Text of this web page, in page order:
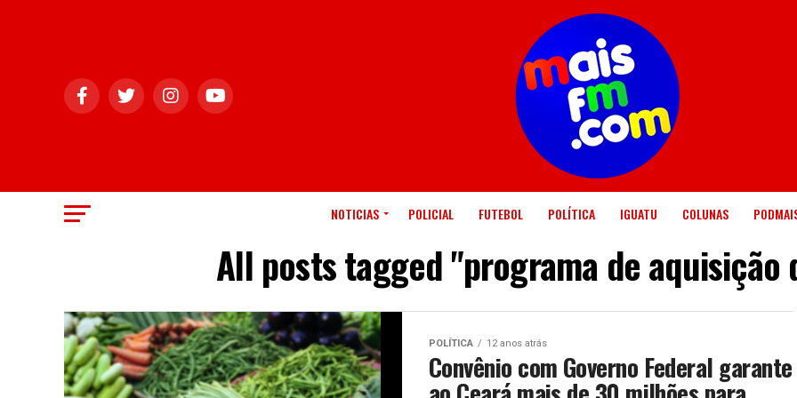
NOTICIAS POLICIAL FUTEBOL POLÍTICA IGUATU COLUNAS
All posts tagged "programa de aquisição
POLÍTICA 12 anos atrás
Convênio com Governo Federal garante